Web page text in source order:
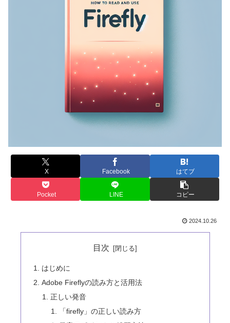
X Facebook はてブ
Pocket LINE コピー
2024.10.26
目次
はじめに
Adobe Fireflyの読み方と活用法
正しい発音
「firefly」の正しい読み方